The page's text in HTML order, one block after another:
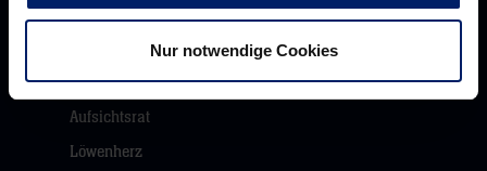
Nur notwendige Cookies
uns
Navigation
öffnen,
dann
Jobs
Aufsichtsrat
Löwenherz